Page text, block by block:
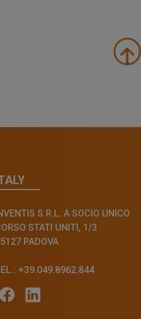
S.R.L. A SOCIO UNICO
STATI UNITI, 1/3
PADOVA
+39.049.8962.844